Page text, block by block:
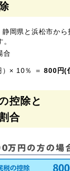
岡県と浜松市から
合
）× 10％ ＝800円(
控除と
合